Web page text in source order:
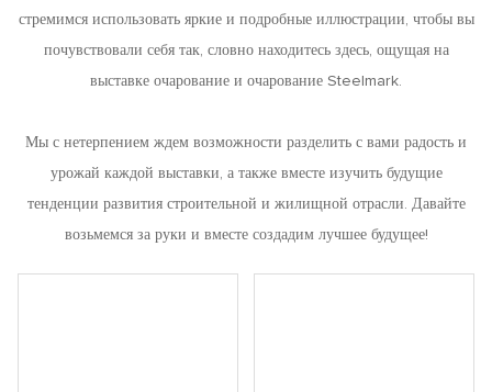
стремимся использовать яркие и подробные иллюстрации, чтобы вы
почувствовали себя так, словно находитесь здесь, ощущая на
выставке очарование и очарование Steelmark.
Мы с нетерпением ждем возможности разделить с вами радость и
урожай каждой выставки, а также вместе изучить будущие
тенденции развития строительной и жилищной отрасли. Давайте
возьмемся за руки и вместе создадим лучшее будущее!